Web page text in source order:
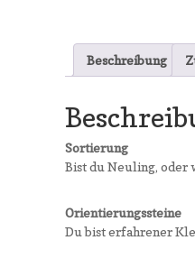
Beschreibung
Sortierung
Bist du Neuling, oder
Orientierungssteine
Du bist erfahrener